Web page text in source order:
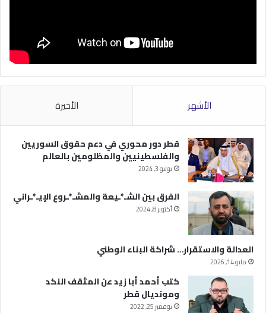
الأشهر الأخيرة
قطر دور محوري في دعم حقوق السوريين
والفلسطينيين والمظلومين بالعالم
يوليو 3, 2024
الفرق بين الشـ*ـيعة والمشـ*ـروع الإيـ*ـراني
أكتوبر 8, 2024
العدالة والاستقرار… شراكة البناء الوطني
مايو 14, 2026
كتب أحمد أبا زيد عن المثقف النكد
ومونديال قطر
نوفمبر 25, 2022